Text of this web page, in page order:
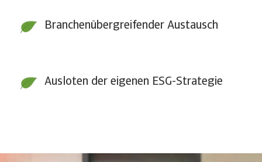
Branchenübergreifender Austausch
Ausloten der eigenen ESG-Strategie